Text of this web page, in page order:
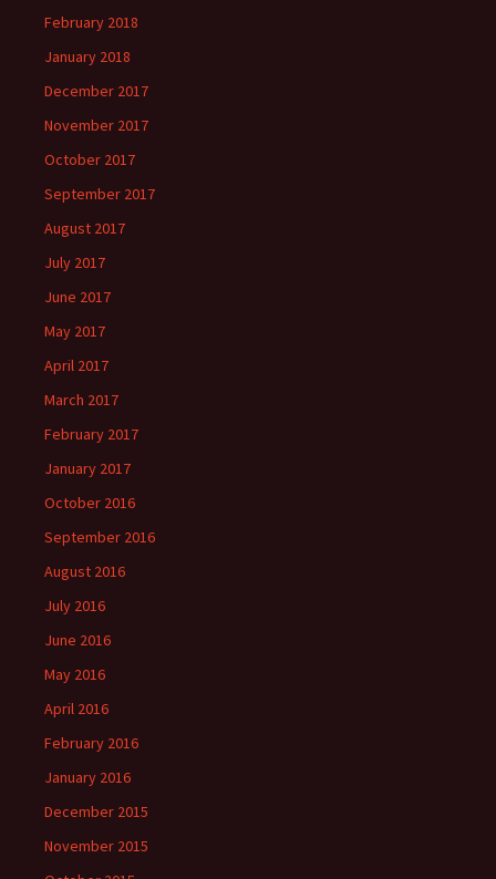
February 2018
January 2018
December 2017
November 2017
October 2017
September 2017
August 2017
July 2017
June 2017
May 2017
April 2017
March 2017
February 2017
January 2017
October 2016
September 2016
August 2016
July 2016
June 2016
May 2016
April 2016
February 2016
January 2016
December 2015
November 2015